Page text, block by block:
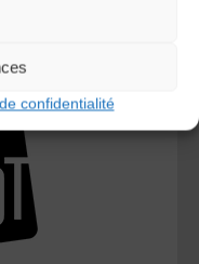
confidentialité
DE LA